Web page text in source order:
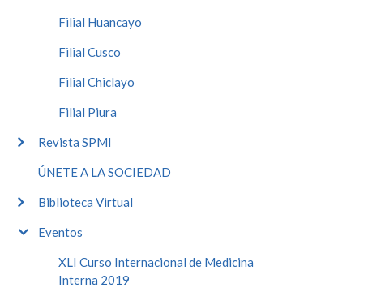
Filial Huancayo
Filial Cusco
Filial Chiclayo
Filial Piura
Revista SPMI
ÚNETE A LA SOCIEDAD
Biblioteca Virtual
Eventos
XLI Curso Internacional de Medicina
Interna 2019